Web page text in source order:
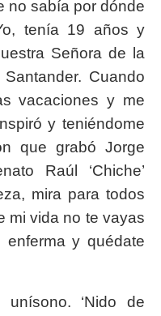
no sabía por dónde
tenía 19 años y
Señora de la
Cuando
vacaciones y me
y teniéndome
que grabó Jorge
Raúl ‘Chiche’
mira para todos
mi vida no te vayas
enferma y quédate
‘Nido de